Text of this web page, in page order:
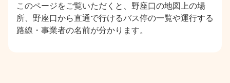
このページをご覧いただくと、野座口の地図上の場
所、野座口から直通で行けるバス停の一覧や運行する
路線・事業者の名前が分かります。